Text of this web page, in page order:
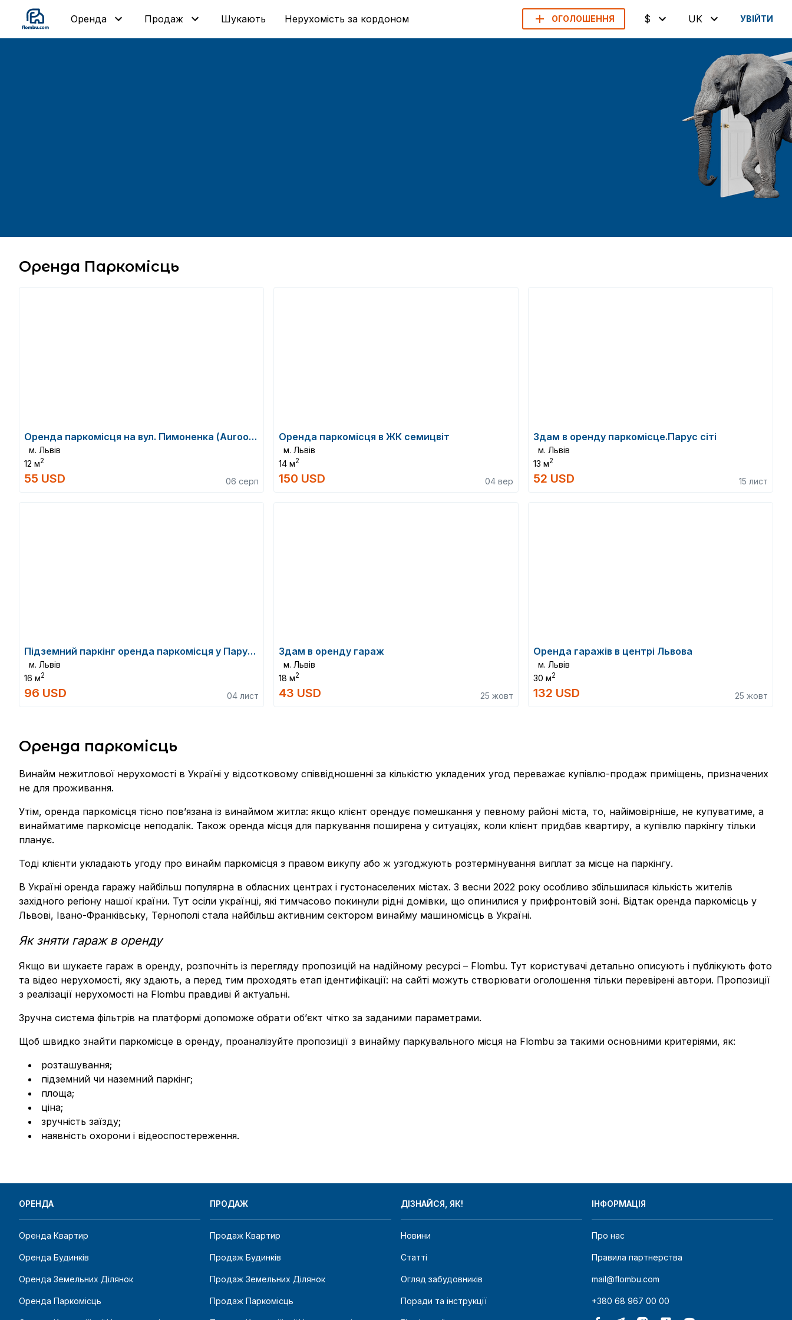
Оренда Продаж Шукають Нерухомість за кордоном ОГОЛОШЕННЯ $ UK УВІЙТИ
Оренда Паркомісць
Оренда паркомісця на вул. Пимоненка (Auroom City)
м. Львів
12 м2
55 USD 06 серп
Оренда паркомісця в ЖК семицвіт
м. Львів
14 м2
150 USD 04 вер
Здам в оренду паркомісце.Парус сіті
м. Львів
13 м2
52 USD 15 лист
Підземний паркінг оренда паркомісця у Парус Преміум
м. Львів
16 м2
96 USD 04 лист
Здам в оренду гараж
м. Львів
18 м2
43 USD 25 жовт
Оренда гаражів в центрі Львова
м. Львів
30 м2
132 USD 25 жовт
Оренда паркомісць
Винайм нежитлової нерухомості в Україні у відсотковому співвідношенні за кількістю укладених угод переважає купівлю-продаж приміщень, призначених
не для проживання.
Утім, оренда паркомісця тісно пов’язана із винаймом житла: якщо клієнт орендує помешкання у певному районі міста, то, найімовірніше, не купуватиме, а
винайматиме паркомісце неподалік. Також оренда місця для паркування поширена у ситуаціях, коли клієнт придбав квартиру, а купівлю паркінгу тільки
планує.
Тоді клієнти укладають угоду про винайм паркомісця з правом викупу або ж узгоджують розтермінування виплат за місце на паркінгу.
В Україні оренда гаражу найбільш популярна в обласних центрах і густонаселених містах. З весни 2022 року особливо збільшилася кількість жителів
західного регіону нашої країни. Тут осіли українці, які тимчасово покинули рідні домівки, що опинилися у прифронтовій зоні. Відтак оренда паркомісць у
Львові, Івано-Франківську, Тернополі стала найбільш активним сектором винайму машиномісць в Україні.
Як зняти гараж в оренду
Якщо ви шукаєте гараж в оренду, розпочніть із перегляду пропозицій на надійному ресурсі – Flombu. Тут користувачі детально описують і публікують фото
та відео нерухомості, яку здають, а перед тим проходять етап ідентифікації: на сайті можуть створювати оголошення тільки перевірені автори. Пропозиції
з реалізації нерухомості на Flombu правдиві й актуальні.
Зручна система фільтрів на платформі допоможе обрати об’єкт чітко за заданими параметрами.
Щоб швидко знайти паркомісце в оренду, проаналізуйте пропозиції з винайму паркувального місця на Flombu за такими основними критеріями, як:
розташування;
підземний чи наземний паркінг;
площа;
ціна;
зручність заїзду;
наявність охорони і відеоспостереження.
ОРЕНДА
Оренда Квартир
Оренда Будинків
Оренда Земельних Ділянок
Оренда Паркомісць
ПРОДАЖ
Продаж Квартир
Продаж Будинків
Продаж Земельних Ділянок
Продаж Паркомісць
ДІЗНАЙСЯ, ЯК!
Новини
Статті
Огляд забудовників
Поради та інструкції
ІНФОРМАЦІЯ
Про нас
Правила партнерства
mail@flombu.com
+380 68 967 00 00